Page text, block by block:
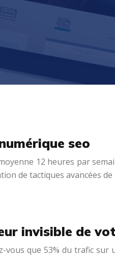
seo
12 heures par
de tactiques avancées
invisible de
que 53% du trafic